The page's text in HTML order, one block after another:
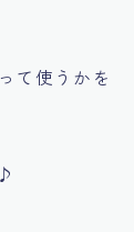
て使うかを